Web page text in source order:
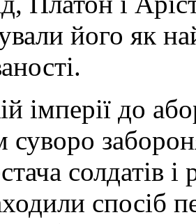
його як
імперії до
суворо
солдатів і
спосіб